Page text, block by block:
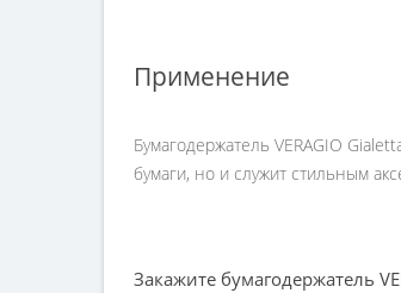
Применение
Бумагодержатель VERAGIO
бумаги, но и служит стильным
Закажите бумагодержатель